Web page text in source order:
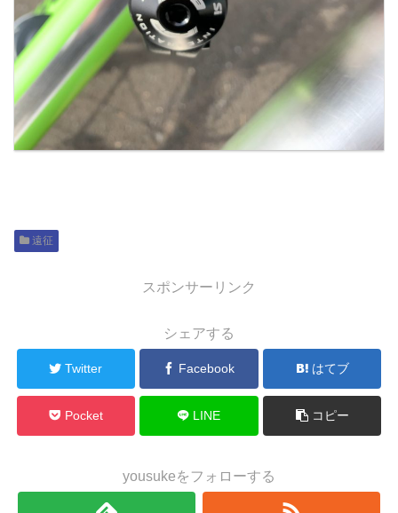
遠征
スポンサーリンク
シェアする
Twitter Facebook はてブ
Pocket LINE コピー
yousukeをフォローする